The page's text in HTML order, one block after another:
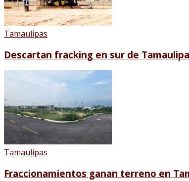
Tamaulipas
Descartan fracking en sur de
Tamaulipas
Fraccionamientos ganan terreno en